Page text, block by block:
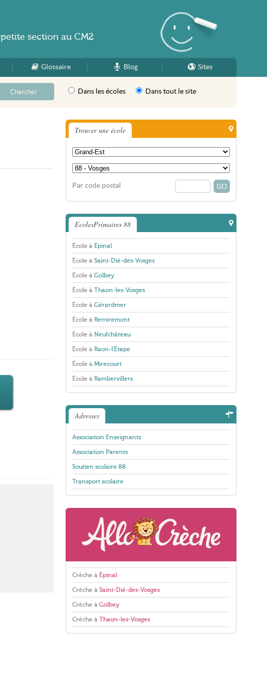
Glossaire Blog Sites
Dans les écoles Dans tout le site
Trouver une école
Par code postal
EcolesPrimaires 88
École à Épinal
École à Saint-Dié-des-Vosges
École à Golbey
École à Thaon-les-Vosges
École à Gérardmer
École à Remiremont
École à Neufchâteau
École à Raon-l'Étape
École à Mirecourt
École à Rambervillers
Adresses
Association Enseignants
Association Parents
Soutien scolaire 88
Transport scolaire
Crèche à Épinal
Crèche à Saint-Dié-des-Vosges
Crèche à Golbey
Crèche à Thaon-les-Vosges
petite section au CM2